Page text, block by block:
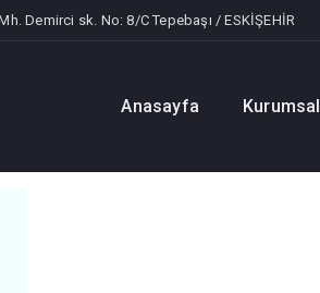
Demirci sk. No: 8/C Tepebaşı / ESKİŞEHİR
Anasayfa Kurumsal